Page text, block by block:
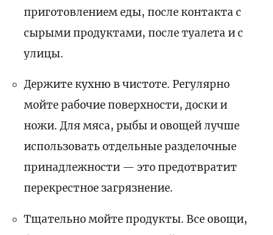
приготовлением еды, после контакта с
сырыми продуктами, после туалета и с
улицы.
Держите кухню в чистоте. Регулярно
мойте рабочие поверхности, доски и
ножи. Для мяса, рыбы и овощей лучше
использовать отдельные разделочные
принадлежности — это предотвратит
перекрестное загрязнение.
Тщательно мойте продукты. Все овощи,